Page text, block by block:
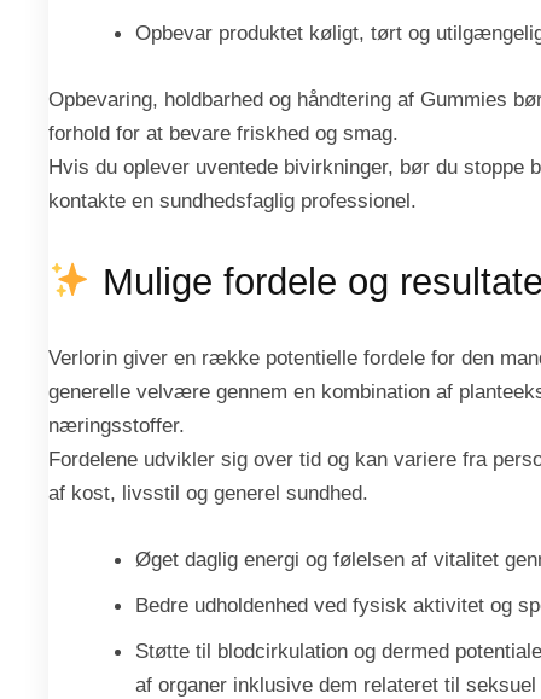
Opbevar produktet køligt, tørt og
Opbevaring, holdbarhed og håndtering af Gummies
forhold for at bevare friskhed og smag.
Hvis du oplever uventede bivirkninger, bør du stoppe
kontakte en sundhedsfaglig professionel.
Mulige fordele og
Verlorin giver en række potentielle fordele for den
generelle velvære gennem en kombination af
næringsstoffer.
Fordelene udvikler sig over tid og kan variere fra
af kost, livsstil og generel sundhed.
Øget daglig energi og følelsen af vitalitet
Bedre udholdenhed ved fysisk aktivitet og
Støtte til blodcirkulation og dermed
af organer inklusive dem relateret til